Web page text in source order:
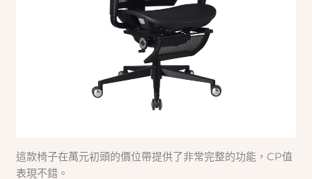
這款椅子在萬元初頭的價位帶提供了非常完整的功能，CP值
表現不錯。